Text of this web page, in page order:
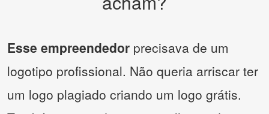
Esse empreendedor precisava de um
logotipo profissional. Não queria arriscar ter
um logo plagiado criando um logo grátis.